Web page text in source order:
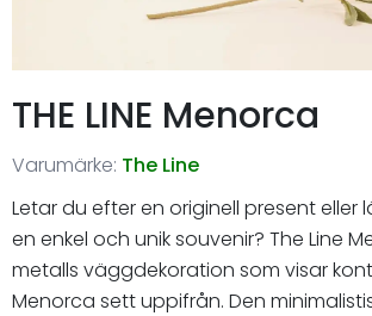
THE LINE Menorca
Varumärke: The Line
Letar du efter en originell present eller
en enkel och unik souvenir? The Line
metalls väggdekoration som visar
Menorca sett uppifrån. Den